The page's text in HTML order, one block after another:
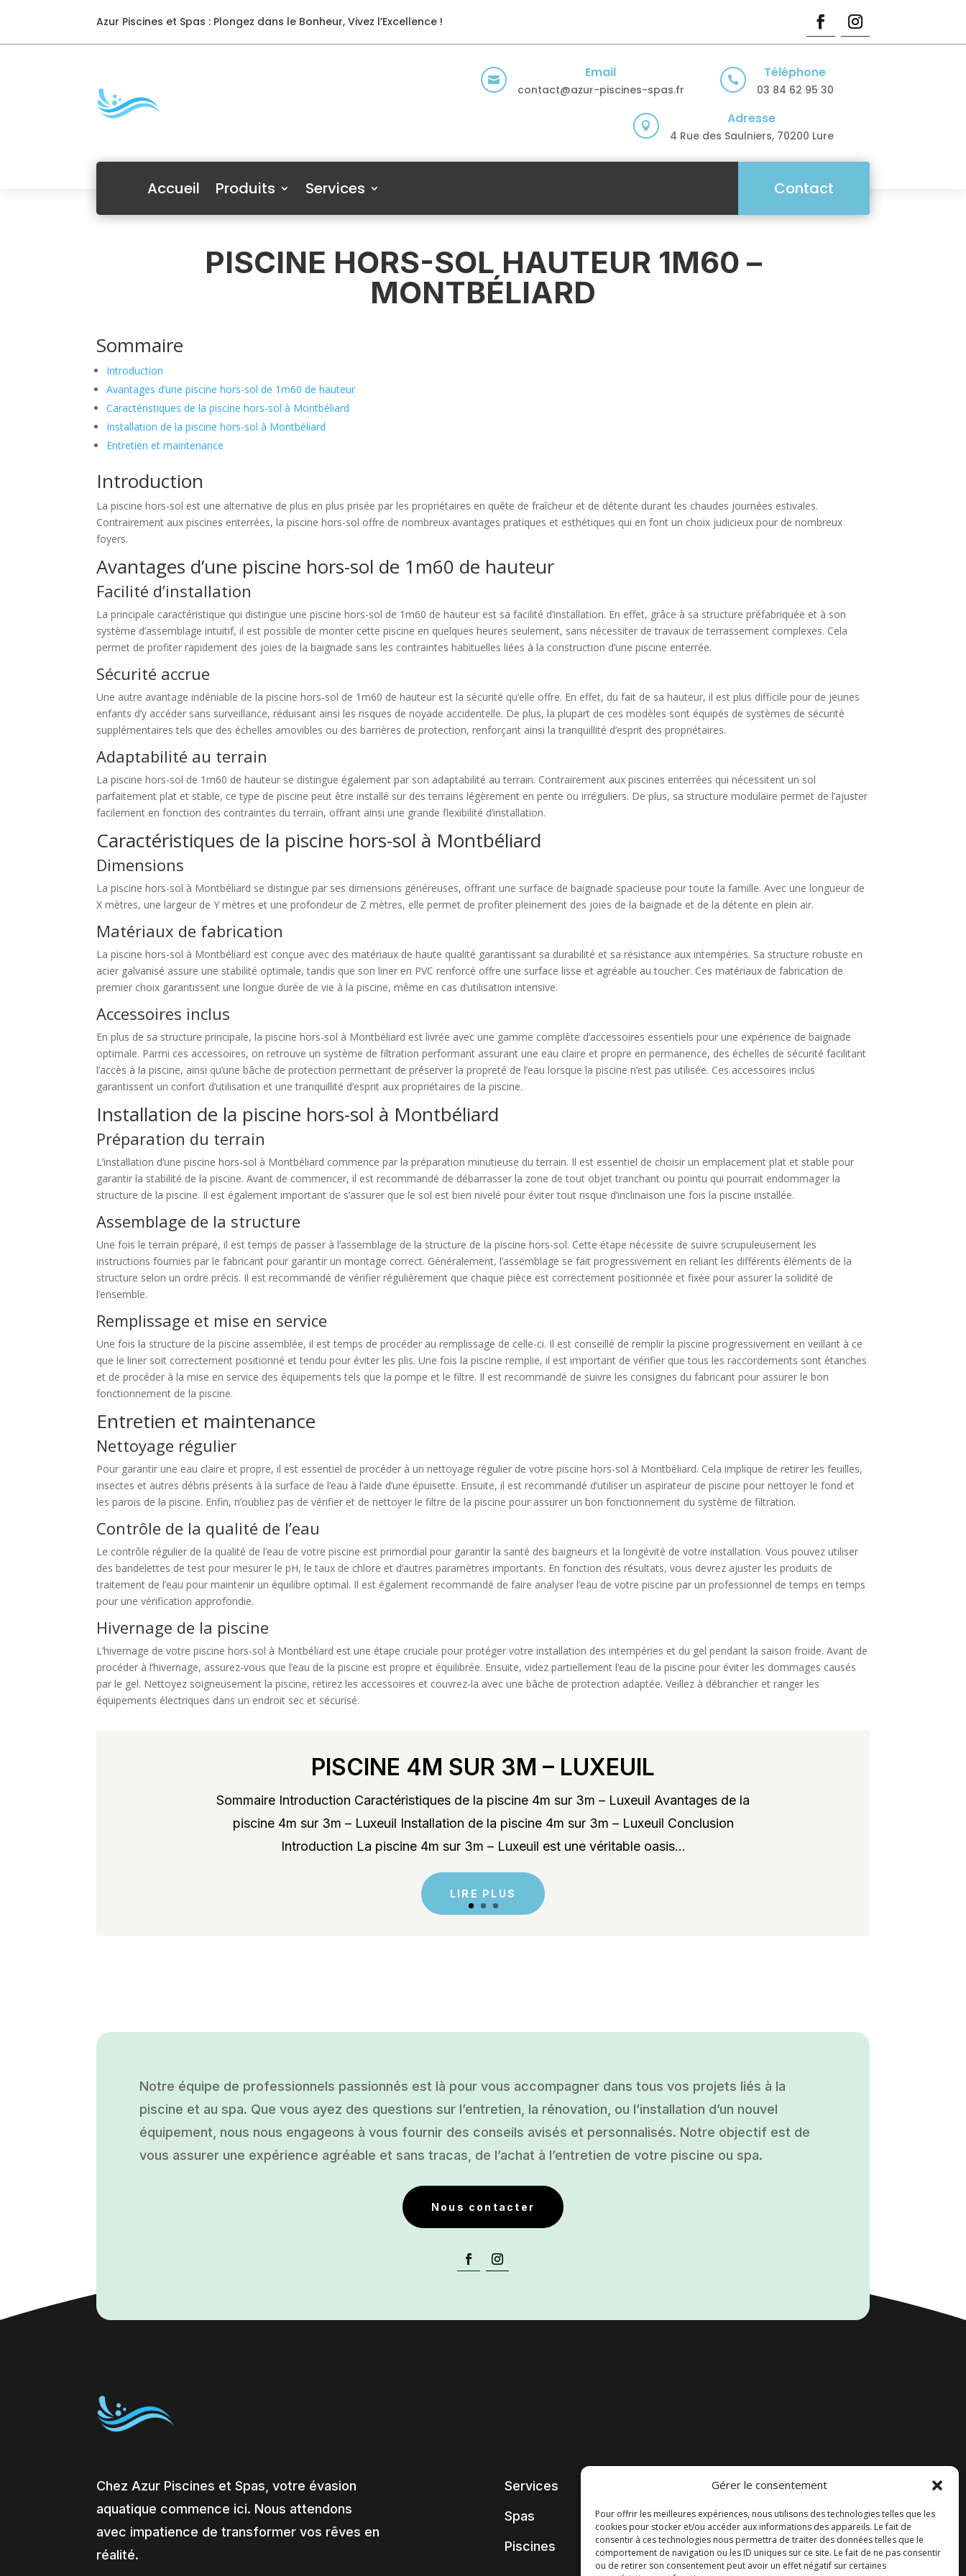
Gérer le consentement
Pour offrir les meilleures expériences, nous utilisons des technologies telles que les
cookies pour stocker et/ou accéder aux informations des appareils. Le fait de
consentir à ces technologies nous permettra de traiter des données telles que le
comportement de navigation ou les ID uniques sur ce site. Le fait de ne pas consentir
ou de retirer son consentement peut avoir un effet négatif sur certaines
Azur Piscines et Spas : Plongez dans le Bonheur, Vivez l’Excellence !
 Email
contact@azur-piscines-spas.fr
 Téléphone
03 84 62 95 30
 Adresse
4 Rue des Saulniers, 70200 Lure
Accueil Produits Services Contact
PISCINE HORS-SOL HAUTEUR 1M60 –
MONTBÉLIARD
Sommaire
Introduction
Avantages d’une piscine hors-sol de 1m60 de hauteur
Caractéristiques de la piscine hors-sol à Montbéliard
Installation de la piscine hors-sol à Montbéliard
Entretien et maintenance
Introduction
La piscine hors-sol est une alternative de plus en plus prisée par les propriétaires en quête de fraîcheur et de détente durant les chaudes journées estivales.
Contrairement aux piscines enterrées, la piscine hors-sol offre de nombreux avantages pratiques et esthétiques qui en font un choix judicieux pour de nombreux
foyers.
Avantages d’une piscine hors-sol de 1m60 de hauteur
Facilité d’installation
La principale caractéristique qui distingue une piscine hors-sol de 1m60 de hauteur est sa facilité d’installation. En effet, grâce à sa structure préfabriquée et à son
système d’assemblage intuitif, il est possible de monter cette piscine en quelques heures seulement, sans nécessiter de travaux de terrassement complexes. Cela
permet de profiter rapidement des joies de la baignade sans les contraintes habituelles liées à la construction d’une piscine enterrée.
Sécurité accrue
Une autre avantage indéniable de la piscine hors-sol de 1m60 de hauteur est la sécurité qu’elle offre. En effet, du fait de sa hauteur, il est plus difficile pour de jeunes
enfants d’y accéder sans surveillance, réduisant ainsi les risques de noyade accidentelle. De plus, la plupart de ces modèles sont équipés de systèmes de sécurité
supplémentaires tels que des échelles amovibles ou des barrières de protection, renforçant ainsi la tranquillité d’esprit des propriétaires.
Adaptabilité au terrain
La piscine hors-sol de 1m60 de hauteur se distingue également par son adaptabilité au terrain. Contrairement aux piscines enterrées qui nécessitent un sol
parfaitement plat et stable, ce type de piscine peut être installé sur des terrains légèrement en pente ou irréguliers. De plus, sa structure modulaire permet de l’ajuster
facilement en fonction des contraintes du terrain, offrant ainsi une grande flexibilité d’installation.
Caractéristiques de la piscine hors-sol à Montbéliard
Dimensions
La piscine hors-sol à Montbéliard se distingue par ses dimensions généreuses, offrant une surface de baignade spacieuse pour toute la famille. Avec une longueur de
X mètres, une largeur de Y mètres et une profondeur de Z mètres, elle permet de profiter pleinement des joies de la baignade et de la détente en plein air.
Matériaux de fabrication
La piscine hors-sol à Montbéliard est conçue avec des matériaux de haute qualité garantissant sa durabilité et sa résistance aux intempéries. Sa structure robuste en
acier galvanisé assure une stabilité optimale, tandis que son liner en PVC renforcé offre une surface lisse et agréable au toucher. Ces matériaux de fabrication de
premier choix garantissent une longue durée de vie à la piscine, même en cas d’utilisation intensive.
Accessoires inclus
En plus de sa structure principale, la piscine hors-sol à Montbéliard est livrée avec une gamme complète d’accessoires essentiels pour une expérience de baignade
optimale. Parmi ces accessoires, on retrouve un système de filtration performant assurant une eau claire et propre en permanence, des échelles de sécurité facilitant
l’accès à la piscine, ainsi qu’une bâche de protection permettant de préserver la propreté de l’eau lorsque la piscine n’est pas utilisée. Ces accessoires inclus
garantissent un confort d’utilisation et une tranquillité d’esprit aux propriétaires de la piscine.
Installation de la piscine hors-sol à Montbéliard
Préparation du terrain
L’installation d’une piscine hors-sol à Montbéliard commence par la préparation minutieuse du terrain. Il est essentiel de choisir un emplacement plat et stable pour
garantir la stabilité de la piscine. Avant de commencer, il est recommandé de débarrasser la zone de tout objet tranchant ou pointu qui pourrait endommager la
structure de la piscine. Il est également important de s’assurer que le sol est bien nivelé pour éviter tout risque d’inclinaison une fois la piscine installée.
Assemblage de la structure
Une fois le terrain préparé, il est temps de passer à l’assemblage de la structure de la piscine hors-sol. Cette étape nécessite de suivre scrupuleusement les
instructions fournies par le fabricant pour garantir un montage correct. Généralement, l’assemblage se fait progressivement en reliant les différents éléments de la
structure selon un ordre précis. Il est recommandé de vérifier régulièrement que chaque pièce est correctement positionnée et fixée pour assurer la solidité de
l’ensemble.
Remplissage et mise en service
Une fois la structure de la piscine assemblée, il est temps de procéder au remplissage de celle-ci. Il est conseillé de remplir la piscine progressivement en veillant à ce
que le liner soit correctement positionné et tendu pour éviter les plis. Une fois la piscine remplie, il est important de vérifier que tous les raccordements sont étanches
et de procéder à la mise en service des équipements tels que la pompe et le filtre. Il est recommandé de suivre les consignes du fabricant pour assurer le bon
fonctionnement de la piscine.
Entretien et maintenance
Nettoyage régulier
Pour garantir une eau claire et propre, il est essentiel de procéder à un nettoyage régulier de votre piscine hors-sol à Montbéliard. Cela implique de retirer les feuilles,
insectes et autres débris présents à la surface de l’eau à l’aide d’une épuisette. Ensuite, il est recommandé d’utiliser un aspirateur de piscine pour nettoyer le fond et
les parois de la piscine. Enfin, n’oubliez pas de vérifier et de nettoyer le filtre de la piscine pour assurer un bon fonctionnement du système de filtration.
Contrôle de la qualité de l’eau
Le contrôle régulier de la qualité de l’eau de votre piscine est primordial pour garantir la santé des baigneurs et la longévité de votre installation. Vous pouvez utiliser
des bandelettes de test pour mesurer le pH, le taux de chlore et d’autres paramètres importants. En fonction des résultats, vous devrez ajuster les produits de
traitement de l’eau pour maintenir un équilibre optimal. Il est également recommandé de faire analyser l’eau de votre piscine par un professionnel de temps en temps
pour une vérification approfondie.
Hivernage de la piscine
L’hivernage de votre piscine hors-sol à Montbéliard est une étape cruciale pour protéger votre installation des intempéries et du gel pendant la saison froide. Avant de
procéder à l’hivernage, assurez-vous que l’eau de la piscine est propre et équilibrée. Ensuite, videz partiellement l’eau de la piscine pour éviter les dommages causés
par le gel. Nettoyez soigneusement la piscine, retirez les accessoires et couvrez-la avec une bâche de protection adaptée. Veillez à débrancher et ranger les
équipements électriques dans un endroit sec et sécurisé.
PISCINE 4M SUR 3M – LUXEUIL
Sommaire Introduction Caractéristiques de la piscine 4m sur 3m – Luxeuil Avantages de la
piscine 4m sur 3m – Luxeuil Installation de la piscine 4m sur 3m – Luxeuil Conclusion
Introduction La piscine 4m sur 3m – Luxeuil est une véritable oasis...
LIRE PLUS
Notre équipe de professionnels passionnés est là pour vous accompagner dans tous vos projets liés à la
piscine et au spa. Que vous ayez des questions sur l’entretien, la rénovation, ou l’installation d’un nouvel
équipement, nous nous engageons à vous fournir des conseils avisés et personnalisés. Notre objectif est de
vous assurer une expérience agréable et sans tracas, de l’achat à l’entretien de votre piscine ou spa.
Nous contacter
Chez Azur Piscines et Spas, votre évasion
aquatique commence ici. Nous attendons
avec impatience de transformer vos rêves en
réalité.
Services
Spas
Piscines
Accueil
Contact
Blog